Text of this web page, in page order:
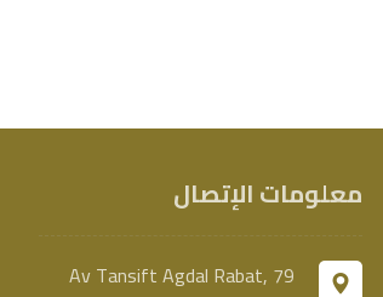
معلومات الإتصال
79 Av Tansift Agdal Rabat,